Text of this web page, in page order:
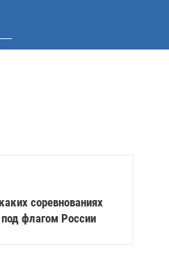
соревнованиях
флагом России